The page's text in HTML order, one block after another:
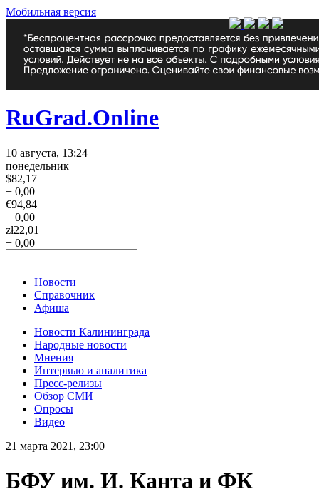
Мобильная версия
RuGrad.Online
10 августа, 13:24
понедельник
$82,17
+ 0,00
€94,84
+ 0,00
zł22,01
+ 0,00
Новости
Справочник
Афиша
Новости Калининграда
Народные новости
Мнения
Интервью и аналитика
Пресс-релизы
Обзор СМИ
Опросы
Видео
21 марта 2021, 23:00
БФУ им. И. Канта и ФК